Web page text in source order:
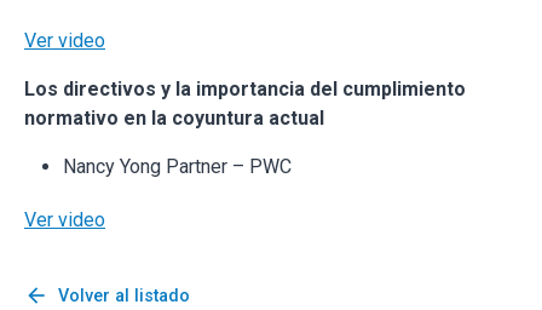
Ver video
Los directivos y la importancia del cumplimiento
normativo en la coyuntura actual
Nancy Yong Partner – PWC
Ver video
arrow_back Volver al listado